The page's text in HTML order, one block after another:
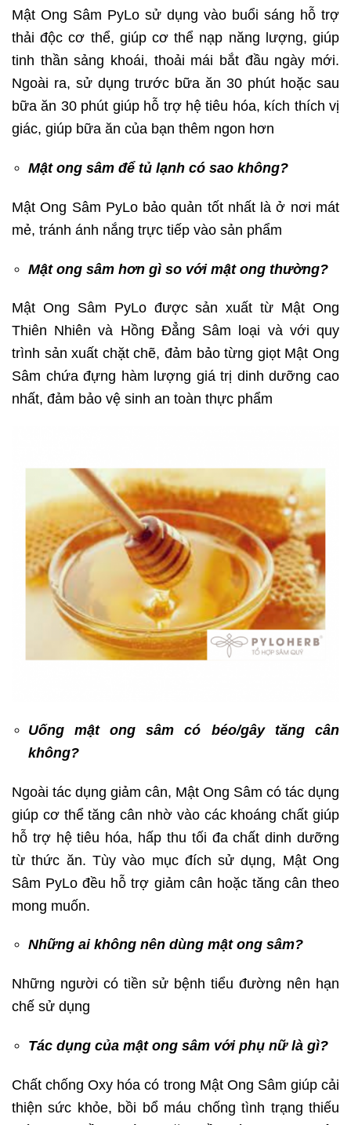
Mật Ong Sâm PyLo sử dụng vào buổi sáng hỗ trợ
thải độc cơ thể, giúp cơ thể nạp năng lượng, giúp
tinh thần sảng khoái, thoải mái bắt đầu ngày mới.
Ngoài ra, sử dụng trước bữa ăn 30 phút hoặc sau
bữa ăn 30 phút giúp hỗ trợ hệ tiêu hóa, kích thích vị
giác, giúp bữa ăn của bạn thêm ngon hơn
Mật ong sâm để tủ lạnh có sao không?
Mật Ong Sâm PyLo bảo quản tốt nhất là ở nơi mát
mẻ, tránh ánh nắng trực tiếp vào sản phẩm
Mật ong sâm hơn gì so với mật ong thường?
Mật Ong Sâm PyLo được sản xuất từ Mật Ong
Thiên Nhiên và Hồng Đẳng Sâm loại và với quy
trình sản xuất chặt chẽ, đảm bảo từng giọt Mật Ong
Sâm chứa đựng hàm lượng giá trị dinh dưỡng cao
nhất, đảm bảo vệ sinh an toàn thực phẩm
Uống mật ong sâm có béo/gây tăng cân
không?
Ngoài tác dụng giảm cân, Mật Ong Sâm có tác dụng
giúp cơ thể tăng cân nhờ vào các khoáng chất giúp
hỗ trợ hệ tiêu hóa, hấp thu tối đa chất dinh dưỡng
từ thức ăn. Tùy vào mục đích sử dụng, Mật Ong
Sâm PyLo đều hỗ trợ giảm cân hoặc tăng cân theo
mong muốn.
Những ai không nên dùng mật ong sâm?
Những người có tiền sử bệnh tiểu đường nên hạn
chế sử dụng
Tác dụng của mật ong sâm với phụ nữ là gì?
Chất chống Oxy hóa có trong Mật Ong Sâm giúp cải
thiện sức khỏe, bồi bổ máu chống tình trạng thiếu